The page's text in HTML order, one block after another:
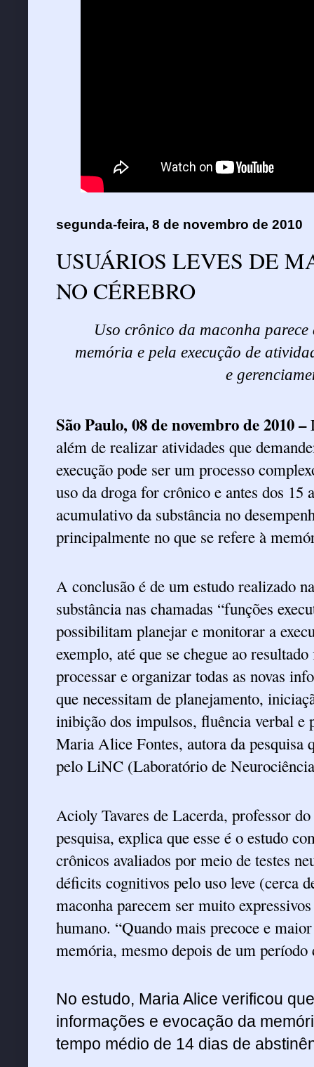
segunda-feira, 8 de novembro de 2010
USUÁRIOS LEVES DE
NO CÉREBRO
Uso crônico da maconha
memória e pela execução de
e
São Paulo, 08 de novembro de 2010 –
além de realizar atividades que
execução pode ser um processo
uso da droga for crônico e antes dos
acumulativo da substância no
principalmente no que se refere à
A conclusão é de um estudo realizado
substância nas chamadas “funções
possibilitam planejar e monitorar a
exemplo, até que se chegue ao
processar e organizar todas as novas
que necessitam de planejamento,
inibição dos impulsos, fluência verbal e
Maria Alice Fontes, autora da pesquisa
pelo LiNC (Laboratório de
Acioly Tavares de Lacerda, professor
pesquisa, explica que esse é o estudo
crônicos avaliados por meio de testes
déficits cognitivos pelo uso leve (cerca
maconha parecem ser muito
humano. “Quando mais precoce e
memória, mesmo depois de um
No estudo, Maria Alice verificou
informações e evocação da
tempo médio de 14 dias de